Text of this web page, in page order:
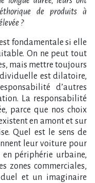
de produits à
?
fondamentale si elle
On ne peut tout
mais mettre toujours
est dilatoire,
d’autres
La responsabilité
parce que nos choix
en amont et sur
Quel est le sens de
leur voiture pour
périphérie urbaine,
zones commerciales,
et un imaginaire